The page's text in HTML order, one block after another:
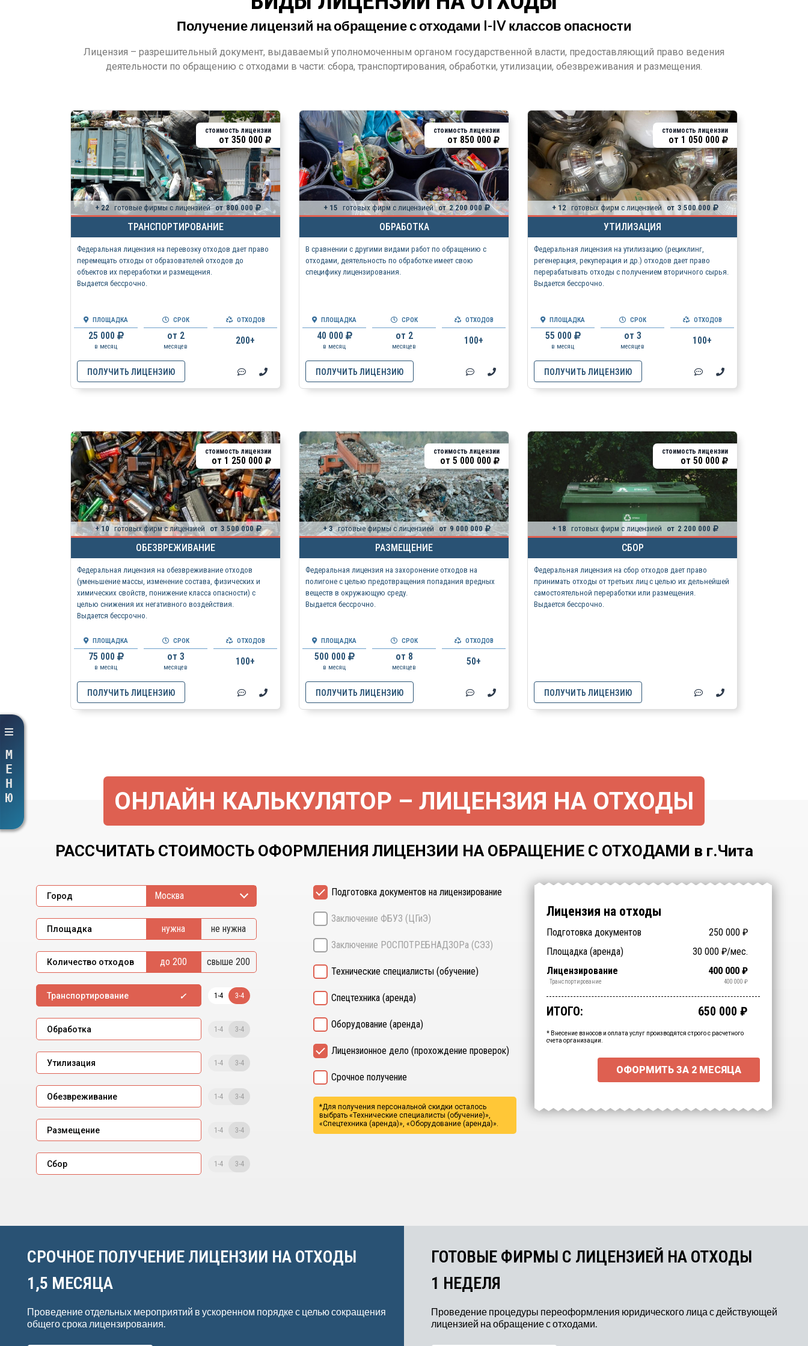
Получение лицензий на обращение с отходами I-IV классов опасности
Лицензия – разрешительный документ, выдаваемый уполномоченным органом государственной власти, предоставляющий право ведения
деятельности по обращению с отходами в части: сбора, транспортирования, обработки, утилизации, обезвреживания и размещения.
ТРАНСПОРТИРОВАНИЕ
+ 22 готовые фирмы с лицензией от 800 000
стоимость лицензии
от 350 000
Федеральная лицензия на перевозку отходов дает право
перемещать отходы от образователей отходов до
объектов их переработки и размещения.
Выдается бессрочно.
ПЛОЩАДКА
25 000
в месяц
СРОК
от 2
месяцев
ОТХОДОВ
200+
ПОЛУЧИТЬ ЛИЦЕНЗИЮ
ОБРАБОТКА
+ 15 готовых фирм с лицензией от 2 200 000
стоимость лицензии
от 850 000
В сравнении с другими видами работ по обращению с
отходами, деятельность по обработке имеет свою
специфику лицензирования.
ПЛОЩАДКА
40 000
в месяц
СРОК
от 2
месяцев
ОТХОДОВ
100+
ПОЛУЧИТЬ ЛИЦЕНЗИЮ
УТИЛИЗАЦИЯ
+ 12 готовых фирм с лицензией от 3 500 000
стоимость лицензии
от 1 050 000
Федеральная лицензия на утилизацию (рециклинг,
регенерация, рекуперация и др.) отходов дает право
перерабатывать отходы с получением вторичного сырья.
Выдается бессрочно.
ПЛОЩАДКА
55 000
в месяц
СРОК
от 3
месяцев
ОТХОДОВ
100+
ПОЛУЧИТЬ ЛИЦЕНЗИЮ
ОБЕЗВРЕЖИВАНИЕ
+ 10 готовых фирм с лицензией от 3 500 000
стоимость лицензии
от 1 250 000
Федеральная лицензия на обезвреживание отходов
(уменьшение массы, изменение состава, физических и
химических свойств, понижение класса опасности) с
целью снижения их негативного воздействия.
Выдается бессрочно.
ПЛОЩАДКА
75 000
в месяц
СРОК
от 3
месяцев
ОТХОДОВ
100+
ПОЛУЧИТЬ ЛИЦЕНЗИЮ
РАЗМЕЩЕНИЕ
+ 3 готовые фирмы с лицензией от 9 000 000
стоимость лицензии
от 5 000 000
Федеральная лицензия на захоронение отходов на
полигоне с целью предотвращения попадания вредных
веществ в окружающую среду.
Выдается бессрочно.
ПЛОЩАДКА
500 000
в месяц
СРОК
от 8
месяцев
ОТХОДОВ
50+
ПОЛУЧИТЬ ЛИЦЕНЗИЮ
СБОР
+ 18 готовых фирм с лицензией от 2 200 000
стоимость лицензии
от 50 000
Федеральная лицензия на сбор отходов дает право
принимать отходы от третьих лиц с целью их дельнейшей
самостоятельной переработки или размещения.
Выдается бессрочно.
ПОЛУЧИТЬ ЛИЦЕНЗИЮ
ОНЛАЙН КАЛЬКУЛЯТОР – ЛИЦЕНЗИЯ НА ОТХОДЫ
РАССЧИТАТЬ СТОИМОСТЬ ОФОРМЛЕНИЯ ЛИЦЕНЗИИ НА ОБРАЩЕНИЕ С ОТХОДАМИ в г.Чита
Город Москва
Площадка нужна не нужна
Количество отходов до 200 свыше 200
Транспортирование 1-4 3-4
Обработка 1-4 3-4
Утилизация 1-4 3-4
Обезвреживание 1-4 3-4
Размещение 1-4 3-4
Сбор 1-4 3-4
Подготовка документов на лицензирование
Заключение ФБУЗ (ЦГиЭ)
Заключение РОСПОТРЕБНАДЗОРа (СЭЗ)
Технические специалисты (обучение)
Спецтехника (аренда)
Оборудование (аренда)
Лицензионное дело (прохождение проверок)
Срочное получение
*Для получения персональной скидки осталось
выбрать «Технические специалисты (обучение)»,
«Спецтехника (аренда)», «Оборудование (аренда)».
Лицензия на отходы
Подготовка документов 250 000 ₽
Заключение ФБУЗ (ЦГиЭ)
NaN₽
Заключение РОСПОТРЕБНАДЗОРа
NaN₽
Технические специалисты
₽
Отходы > 200 ₽
Спецтехника (аренда) ₽
Оборудование (аренда) ₽
Площадка (аренда) 30 000 ₽/мес.
Срочное получение
₽
1-4 классы отходов ₽
Лицензирование 400 000 ₽
Обработка ₽
Утилизация ₽
Обезвреживание ₽
Размещение ₽
Сбор ₽
Транспортирование 400 000 ₽
Промежуточный итог: 15000 ₽
Ваша персональна скидка
-15000₽
ИТОГО: 650 000 ₽
* Внесение взносов и оплата услуг производятся строго с расчетного
счета организации.
ОФОРМИТЬ ЗА 2 МЕСЯЦА
СРОЧНОЕ ПОЛУЧЕНИЕ ЛИЦЕНЗИИ НА ОТХОДЫ
1,5 МЕСЯЦА
Проведение отдельных мероприятий в ускоренном порядке с целью сокращения
общего срока лицензирования.
ГОТОВЫЕ ФИРМЫ С ЛИЦЕНЗИЕЙ НА ОТХОДЫ
1 НЕДЕЛЯ
Проведение процедуры переоформления юридического лица с действующей
лицензией на обращение с отходами.
МЕНЮ